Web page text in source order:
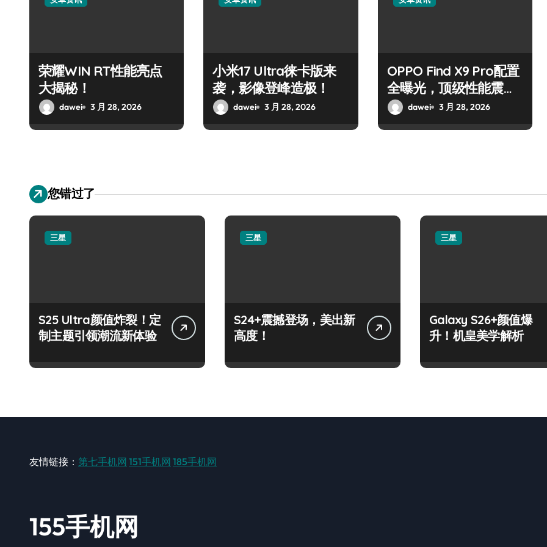
荣耀WIN RT性能亮点
大揭秘！
dawei 3 月 28, 2026
小米17 Ultra徕卡版来
袭，影像登峰造极！
dawei 3 月 28, 2026
OPPO Find X9 Pro配置
全曝光，顶级性能震撼
来袭！
dawei 3 月 28, 2026
您错过了
三星
S25 Ultra颜值炸裂！定
制主题引领潮流新体验
三星
S24+震撼登场，美出新
高度！
三星
Galaxy S26+颜值爆
升！机皇美学解析
友情链接： 第七手机网 151手机网 185手机网
155手机网